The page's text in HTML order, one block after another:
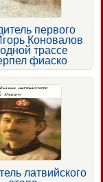
первого
Коновалов
трассе
фиаско
латвийского